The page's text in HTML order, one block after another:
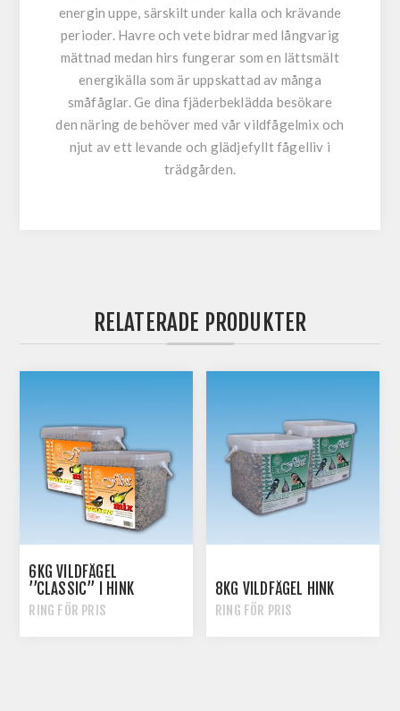
energin uppe, särskilt under kalla och krävande
perioder. Havre och vete bidrar med långvarig
mättnad medan hirs fungerar som en lättsmält
energikälla som är uppskattad av många
småfåglar. Ge dina fjäderbeklädda besökare
den näring de behöver med vår vildfågelmix och
njut av ett levande och glädjefyllt fågelliv i
trädgården.
RELATERADE PRODUKTER
6KG VILDFÅGEL
’’CLASSIC’’ I HINK
RING FÖR PRIS
8KG VILDFÅGEL HINK
RING FÖR PRIS